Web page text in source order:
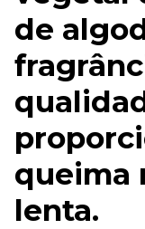
de
queima
lenta.